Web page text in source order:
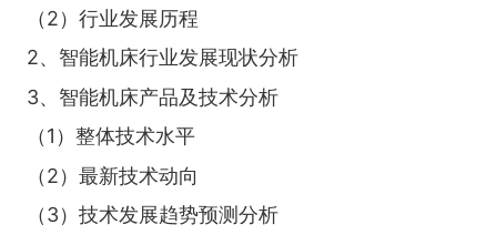
（2）行业发展历程
2、智能机床行业发展现状分析
3、智能机床产品及技术分析
（1）整体技术水平
（2）最新技术动向
（3）技术发展趋势预测分析